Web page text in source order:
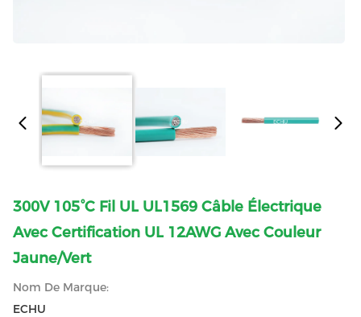
300V 105°C Fil UL UL1569 Câble Électrique
Avec Certification UL 12AWG Avec Couleur
Jaune/vert
Nom De Marque:
ECHU